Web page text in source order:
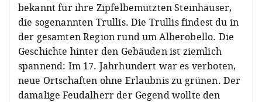
bekannt für ihre Zipfelbemützten Steinhäuser,
die sogenannten Trullis. Die Trullis findest du in
der gesamten Region rund um Alberobello. Die
Geschichte hinter den Gebäuden ist ziemlich
spannend: Im 17. Jahrhundert war es verboten,
neue Ortschaften ohne Erlaubnis zu grünen. Der
damalige Feudalherr der Gegend wollte den